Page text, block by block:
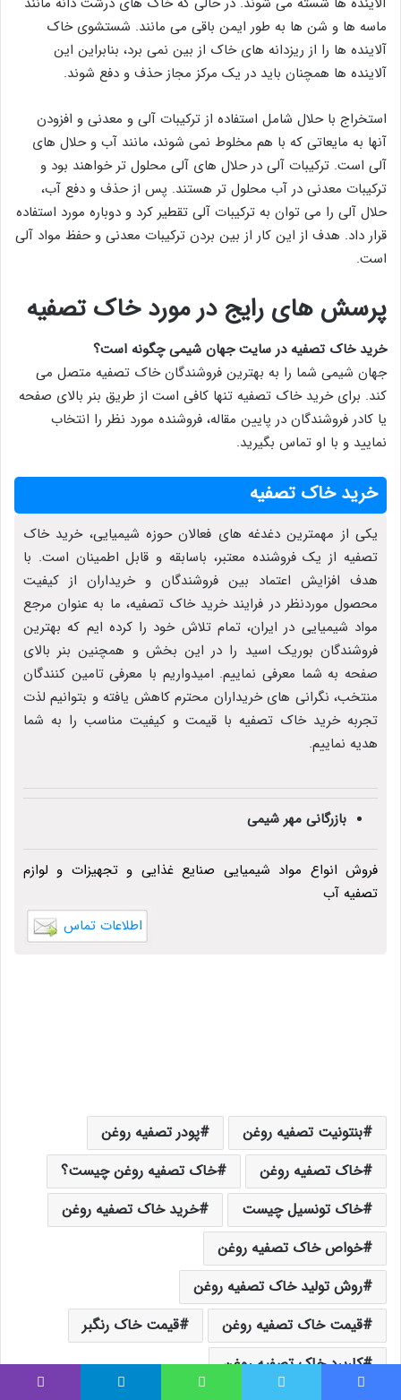
ماسه ‌ها و شن‌ ها به طور ایمن باقی می مانند. شستشوی خاک
آلاینده ‌ها را از ریزدانه های خاک از بین نمی ‌برد، بنابراین این
آلاینده ‌ها همچنان باید در یک مرکز مجاز حذف و دفع شوند.
استخراج با حلال شامل استفاده از ترکیبات آلی و معدنی و افزودن
آنها به مایعاتی که با هم مخلوط نمی شوند، مانند آب و حلال های
آلی است. ترکیبات آلی در حلال های آلی محلول تر خواهند بود و
ترکیبات معدنی در آب محلول تر هستند. پس از حذف و دفع آب،
حلال آلی را می توان به ترکیبات آلی تقطیر کرد و دوباره مورد استفاده
قرار داد. هدف از این کار از بین بردن ترکیبات معدنی و حفظ مواد آلی
است.
پرسش های رایج در مورد خاک تصفیه
خرید خاک تصفیه در سایت جهان شیمی چگونه است؟
جهان شیمی شما را به بهترین فروشندگان خاک تصفیه متصل می
‌کند. برای خرید خاک تصفیه تنها کافی است از طریق بنر بالای صفحه
یا کادر فروشندگان در پایین مقاله، فروشنده مورد نظر را انتخاب
نمایید و با او تماس بگیرید.
خرید خاک تصفیه
یکی از مهمترین دغدغه های فعالان حوزه شیمیایی، خرید خاک
تصفیه از یک فروشنده معتبر، باسابقه و قابل اطمینان است. با
هدف افزایش اعتماد بین فروشندگان و خریداران از کیفیت
محصول موردنظر در فرایند خرید خاک تصفیه، ما به عنوان مرجع
مواد شیمیایی در ایران، تمام تلاش خود را کرده ایم که بهترین
فروشندگان بوریک اسید را در این بخش و همچنین بنر بالای
صفحه به شما معرفی نماییم. امیدواریم با معرفی تامین کنندگان
منتخب، نگرانی های خریداران محترم کاهش یافته و بتوانیم لذت
تجربه خرید خاک تصفیه با قیمت و کیفیت مناسب را به شما
هدیه نماییم.
بازرگانی مهر شیمی
فروش انواع مواد شیمیایی صنایع غذایی و تجهیزات و لوازم
تصفیه آب
اطلاعات تماس
بنتونیت تصفیه روغن
پودر تصفیه روغن
خاک تصفیه روغن
خاک تصفیه روغن چیست؟
خاک تونسیل چیست
خرید خاک تصفیه روغن
خواص خاک تصفیه روغن
روش تولید خاک تصفیه روغن
قیمت خاک تصفیه روغن
قیمت خاک رنگبر
کاربرد خاک تصفیه روغن